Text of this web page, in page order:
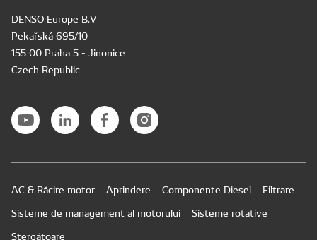
DENSO Europe B.V
Pekařská 695/10
155 00 Praha 5 - Jinonice
Czech Republic
AC & Răcire motor Aprindere Componente Diesel
Filtrare
Sisteme de management al motorului
Sisteme rotative
Ștergătoare